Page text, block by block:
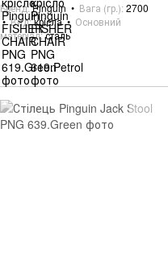
Бренд Pinguin Вага (гр.) 2700
Вид крісла
Основний
матеріал сталь